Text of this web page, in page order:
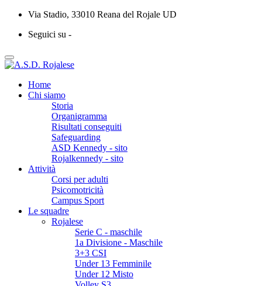
Via Stadio, 33010 Reana del Rojale UD
Seguici su -
Home
Chi siamo
Storia
Organigramma
Risultati conseguiti
Safeguarding
ASD Kennedy - sito
Rojalkennedy - sito
Attività
Corsi per adulti
Psicomotricità
Campus Sport
Le squadre
Rojalese
Serie C - maschile
1a Divisione - Maschile
3+3 CSI
Under 13 Femminile
Under 12 Misto